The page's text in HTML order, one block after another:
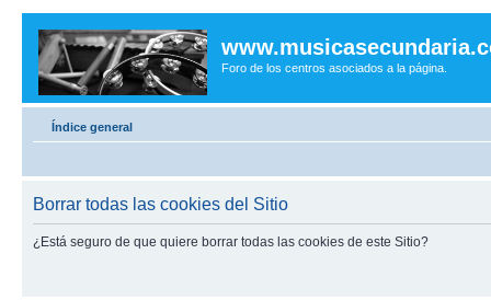
Foro de los centros asociados a la página.
Índice general
Borrar todas las cookies del Sitio
¿Está seguro de que quiere borrar todas las cookies de este Sitio?